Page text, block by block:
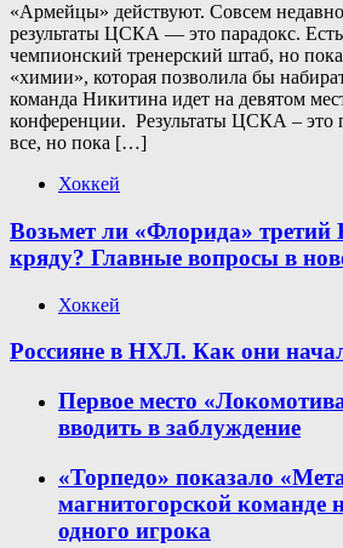
«Армейцы» действуют. Совсем
результаты ЦСКА — это парадокс. Есть
чемпионский тренерский штаб, но
«химии», которая позволила бы
команда Никитина идет на девятом
конференции. Результаты ЦСКА – это
все, но пока […]
Хоккей
Возьмет ли «Флорида» третий
кряду? Главные вопросы в
Хоккей
Россияне в НХЛ. Как они
Первое место
вводить в заблуждение
«Торпедо» показало
магнитогорской команде
одного игрока